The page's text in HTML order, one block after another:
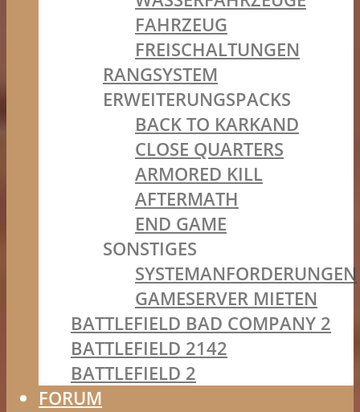
FAHRZEUG
FREISCHALTUNGEN
RANGSYSTEM
ERWEITERUNGSPACKS
BACK TO KARKAND
CLOSE QUARTERS
ARMORED KILL
AFTERMATH
END GAME
SONSTIGES
SYSTEMANFORDERUNGEN
GAMESERVER MIETEN
BATTLEFIELD BAD COMPANY 2
BATTLEFIELD 2142
BATTLEFIELD 2
FORUM